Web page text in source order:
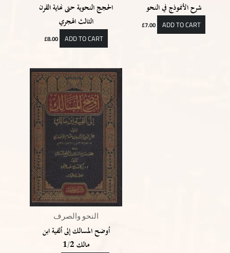
الحجج النحوية حتى نهاية القرن
الثالث الهجري
£8.00 ADD TO CART
شرح الأنموذج في النحو
£7.00 ADD TO CART
النحو والصرف
أوضح المسالك إلى ألفية ابن
مالك 1/2